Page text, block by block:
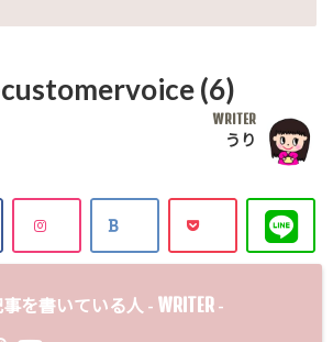
(6)
WRITER
うり
事を書いている人 - WRITER-